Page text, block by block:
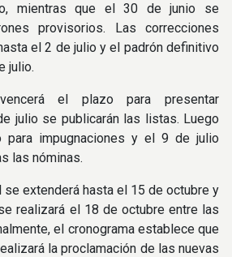
mientras que el 30 de junio se
provisorios. Las correcciones
el 2 de julio y el padrón definitivo
julio.
el plazo para presentar
julio se publicarán las listas. Luego
para impugnaciones y el 9 de julio
las nóminas.
se extenderá hasta el 15 de octubre y
realizará el 18 de octubre entre las
el cronograma establece que
la proclamación de las nuevas